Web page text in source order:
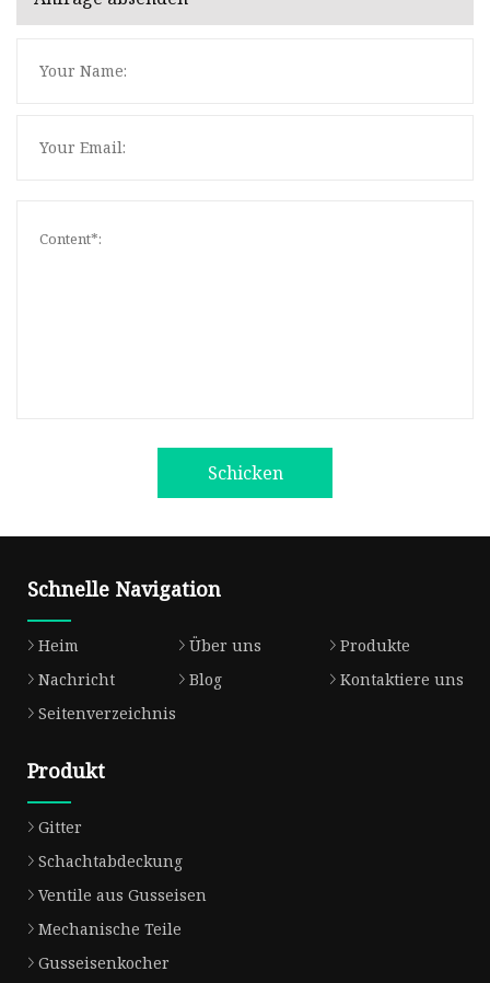
Schicken
Schnelle Navigation
Heim Über uns
Produkte
Nachricht
Blog
Kontaktiere uns
Seitenverzeichnis
Produkt
Gitter
Schachtabdeckung
Ventile aus Gusseisen
Mechanische Teile
Gusseisenkocher